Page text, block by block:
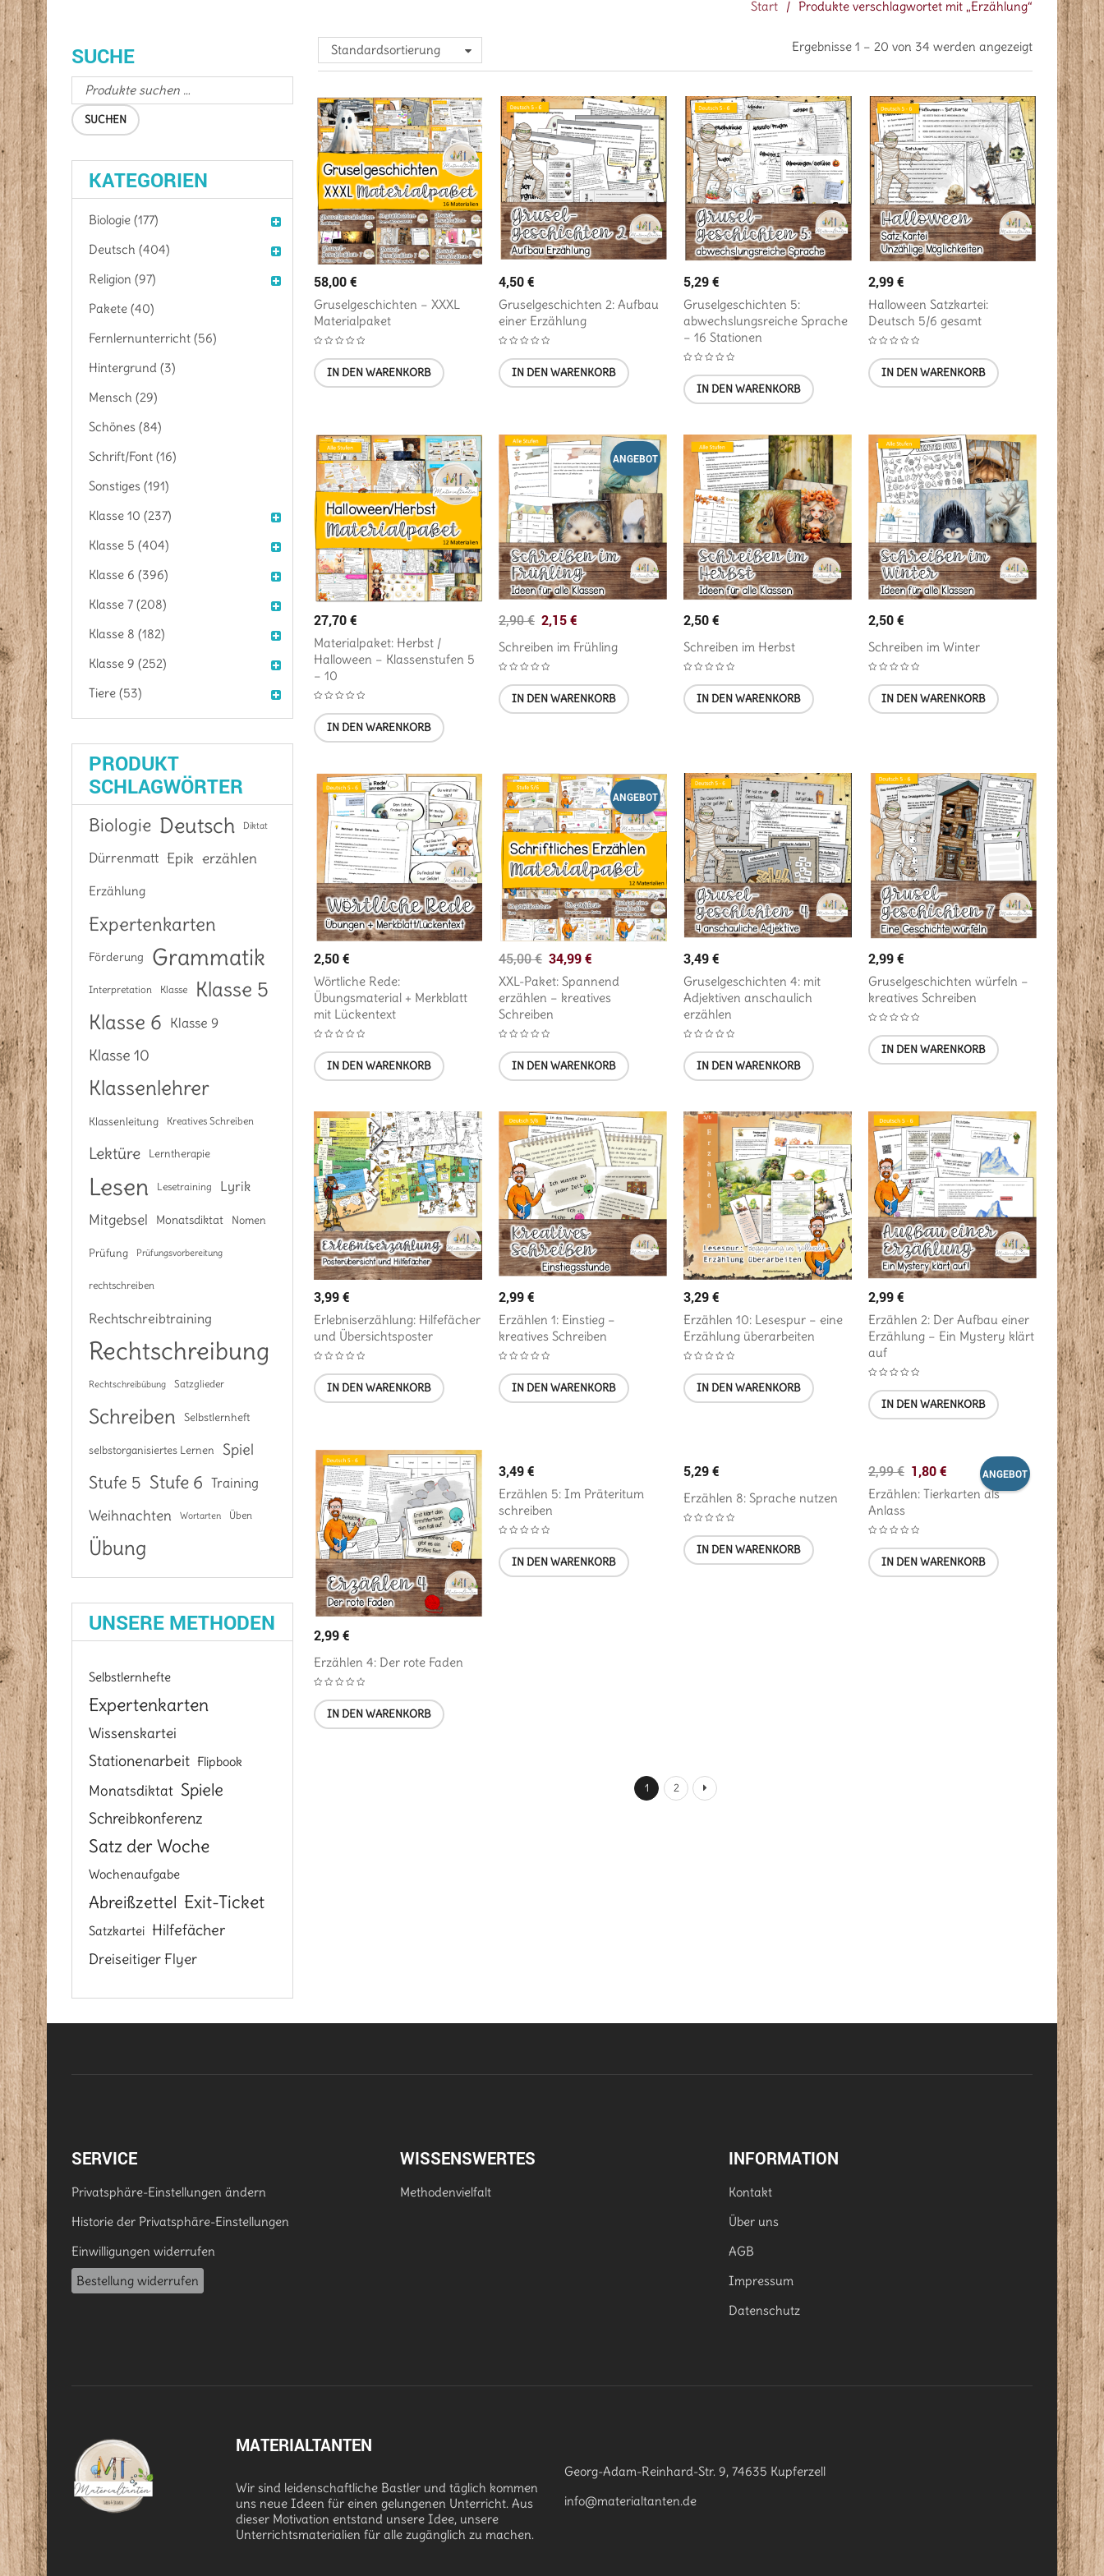
Start / Produkte verschlagwortet mit „Erzählung“
SUCHE
SUCHEN
KATEGORIEN
Biologie (177)
Deutsch (404)
Religion (97)
Pakete (40)
Fernlernunterricht (56)
Hintergrund (3)
Mensch (29)
Schönes (84)
Schrift/Font (16)
Sonstiges (191)
Klasse 10 (237)
Klasse 5 (404)
Klasse 6 (396)
Klasse 7 (208)
Klasse 8 (182)
Klasse 9 (252)
Tiere (53)
PRODUKT
SCHLAGWÖRTER
Biologie Deutsch Diktat
Dürrenmatt Epik erzählen
Erzählung
Expertenkarten
Förderung Grammatik
Interpretation Klasse Klasse 5
Klasse 6 Klasse 9
Klasse 10
Klassenlehrer
Klassenleitung Kreatives Schreiben
Lektüre Lerntherapie
Lesen Lesetraining Lyrik
Mitgebsel Monatsdiktat Nomen
Prüfung Prüfungsvorbereitung
rechtschreiben
Rechtschreibtraining
Rechtschreibung
Rechtschreibübung Satzglieder
Schreiben Selbstlernheft
selbstorganisiertes Lernen Spiel
Stufe 5 Stufe 6 Training
Weihnachten Wortarten Üben
Übung
UNSERE METHODEN
Selbstlernhefte
Expertenkarten
Wissenskartei
Stationenarbeit Flipbook
Monatsdiktat Spiele
Schreibkonferenz
Satz der Woche
Wochenaufgabe
Abreißzettel Exit-Ticket
Satzkartei Hilfefächer
Dreiseitiger Flyer
Standardsortierung Ergebnisse 1 – 20 von 34 werden angezeigt
58,00€
Gruselgeschichten – XXXL
Materialpaket
IN DEN WARENKORB
4,50€
Gruselgeschichten 2: Aufbau
einer Erzählung
IN DEN WARENKORB
5,29€
Gruselgeschichten 5:
abwechslungsreiche Sprache
– 16 Stationen
IN DEN WARENKORB
2,99€
Halloween Satzkartei:
Deutsch 5/6 gesamt
IN DEN WARENKORB
27,70€
Materialpaket: Herbst /
Halloween – Klassenstufen 5
– 10
IN DEN WARENKORB
ANGEBOT
2,90€ 2,15€
Schreiben im Frühling
IN DEN WARENKORB
2,50€
Schreiben im Herbst
IN DEN WARENKORB
2,50€
Schreiben im Winter
IN DEN WARENKORB
2,50€
Wörtliche Rede:
Übungsmaterial + Merkblatt
mit Lückentext
IN DEN WARENKORB
ANGEBOT
45,00€ 34,99€
XXL-Paket: Spannend
erzählen – kreatives
Schreiben
IN DEN WARENKORB
3,49€
Gruselgeschichten 4: mit
Adjektiven anschaulich
erzählen
IN DEN WARENKORB
2,99€
Gruselgeschichten würfeln –
kreatives Schreiben
IN DEN WARENKORB
3,99€
Erlebniserzählung: Hilfefächer
und Übersichtsposter
IN DEN WARENKORB
2,99€
Erzählen 1: Einstieg –
kreatives Schreiben
IN DEN WARENKORB
3,29€
Erzählen 10: Lesespur – eine
Erzählung überarbeiten
IN DEN WARENKORB
2,99€
Erzählen 2: Der Aufbau einer
Erzählung – Ein Mystery klärt
auf
IN DEN WARENKORB
2,99€
Erzählen 4: Der rote Faden
IN DEN WARENKORB
3,49€
Erzählen 5: Im Präteritum
schreiben
IN DEN WARENKORB
5,29€
Erzählen 8: Sprache nutzen
IN DEN WARENKORB
ANGEBOT
2,99€ 1,80€
Erzählen: Tierkarten als
Anlass
IN DEN WARENKORB
1 2
SERVICE
Privatsphäre-Einstellungen ändern
Historie der Privatsphäre-Einstellungen
Einwilligungen widerrufen
Bestellung widerrufen
WISSENSWERTES
Methodenvielfalt
INFORMATION
Kontakt
Über uns
AGB
Impressum
Datenschutz
MATERIALTANTEN
Wir sind leidenschaftliche Bastler und täglich kommen
uns neue Ideen für einen gelungenen Unterricht. Aus
dieser Motivation entstand unsere Idee, unsere
Unterrichtsmaterialien für alle zugänglich zu machen.
Georg-Adam-Reinhard-Str. 9, 74635 Kupferzell
info@materialtanten.de